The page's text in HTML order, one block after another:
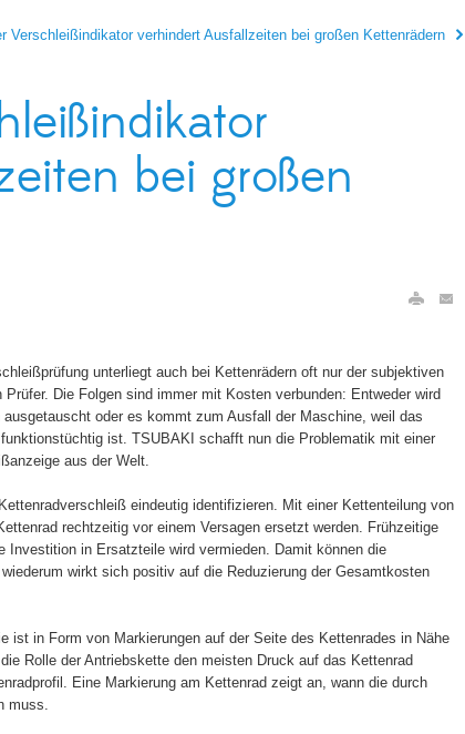
Verschleißindikator verhindert Ausfallzeiten bei großen Kettenrädern
bei großen
unterliegt auch bei Kettenrädern oft nur der subjektiven
Prüfer. Die Folgen sind immer mit Kosten verbunden: Entweder wird
oder es kommt zum Ausfall der Maschine, weil das
ist. TSUBAKI schafft nun die Problematik mit einer
aus der Welt.
eindeutig identifizieren. Mit einer Kettenteilung von
rechtzeitig vor einem Versagen ersetzt werden. Frühzeitige
in Ersatzteile wird vermieden. Damit können die
wirkt sich positiv auf die Reduzierung der Gesamtkosten
ist in Form von Markierungen auf der Seite des Kettenrades in Nähe
Rolle der Antriebskette den meisten Druck auf das Kettenrad
Eine Markierung am Kettenrad zeigt an, wann die durch
muss.